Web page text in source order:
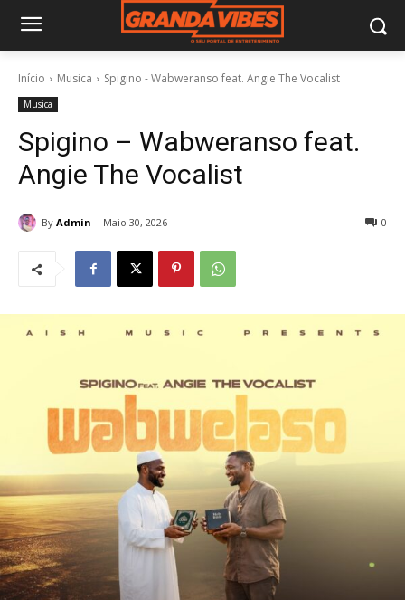
Início Musica Spigino - Wabweranso feat. Angie The Vocalist
Musica
Spigino – Wabweranso feat.
Angie The Vocalist
By Admin Maio 30, 2026 0